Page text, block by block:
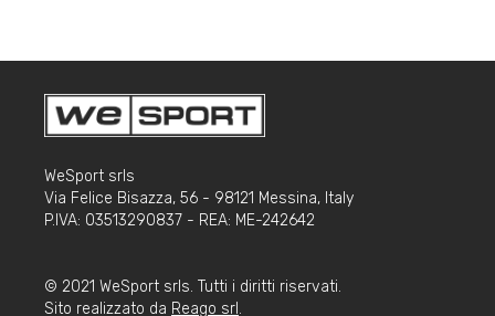
WeSport srls
Via Felice Bisazza, 56 - 98121 Messina, Italy
P.IVA: 03513290837 - REA: ME-242642
© 2021 WeSport srls. Tutti i diritti riservati.
Sito realizzato da Reago srl .